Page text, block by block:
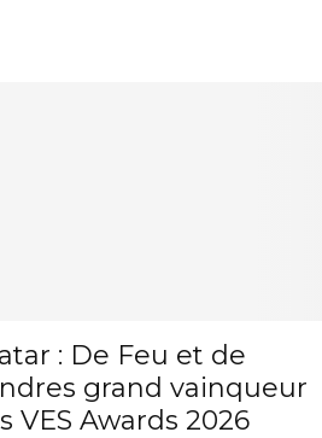
: De Feu et de
grand vainqueur
VES Awards 2026